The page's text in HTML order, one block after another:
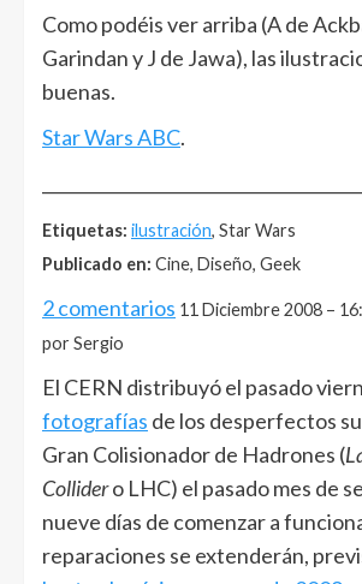
Como podéis ver arriba (A de
Garindan y J de Jawa), las
buenas.
Star Wars ABC.
Etiquetas: ilustración, Star Wars
Publicado en: Cine, Diseño, Geek
2 comentarios 11 Diciembre 2008 –
por Sergio
El CERN distribuyó el pasado
fotografías de los desperfectos
Gran Colisionador de Hadrones (
Collidero LHC) el pasado mes de
nueve días de comenzar a
reparaciones se extenderán,